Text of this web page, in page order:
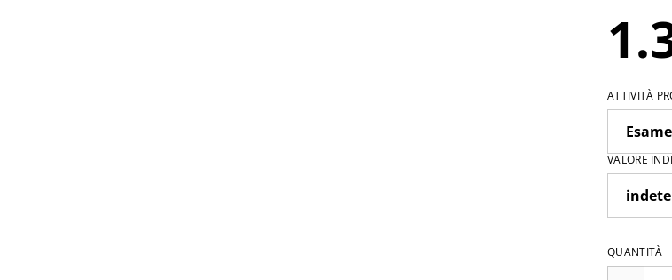
ATTIVITÀ
VALORE
QUANTITÀ